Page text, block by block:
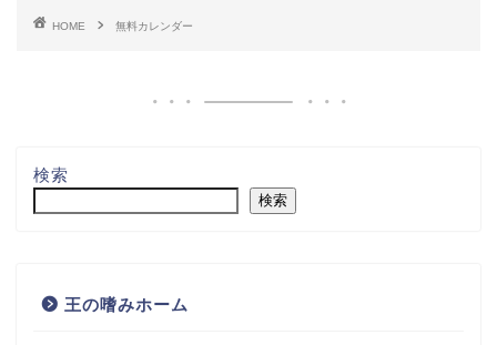
HOME 無料カレンダー
検索
検索
王の嗜みホーム